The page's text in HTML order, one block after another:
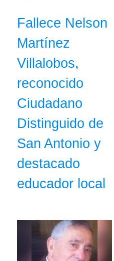
Fallece Nelson
Martínez
Villalobos,
reconocido
Ciudadano
Distinguido de
San Antonio y
destacado
educador local